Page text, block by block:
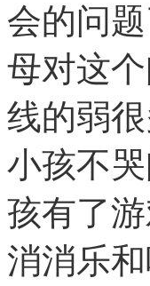
会的问
母对这
线的弱
小孩不
孩有了
消消乐